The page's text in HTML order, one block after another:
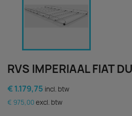
RVS IMPERIAAL FIAT
€ 1.179,75 incl. btw
€ 975,00 excl. btw